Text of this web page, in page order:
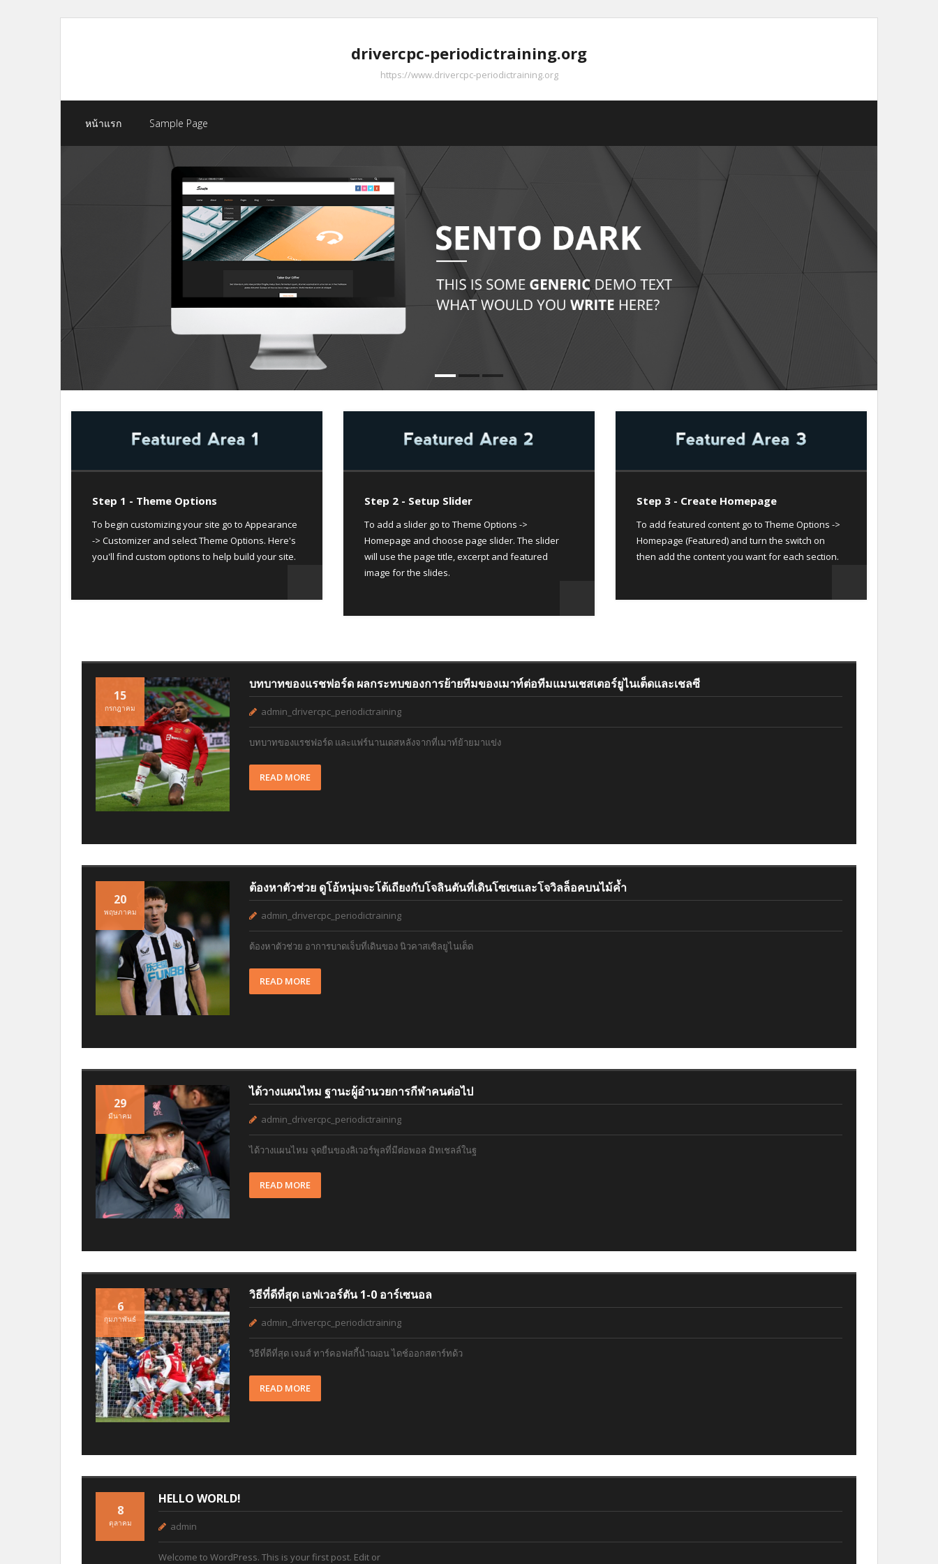
drivercpc-periodictraining.org
https://www.drivercpc-periodictraining.org
หน้าแรก Sample Page
Step 1 - Theme Options
To begin customizing your site go to Appearance
-> Customizer and select Theme Options. Here's
you'll find custom options to help build your site.
Step 2 - Setup Slider
To add a slider go to Theme Options ->
Homepage and choose page slider. The slider
will use the page title, excerpt and featured
image for the slides.
Step 3 - Create Homepage
To add featured content go to Theme Options ->
Homepage (Featured) and turn the switch on
then add the content you want for each section.
บทบาทของแรชฟอร์ด ผลกระทบของการย้ายทีมของเมาท์ต่อทีมแมนเชสเตอร์ยูไนเต็ดและเชลซี
15
กรกฎาคม admin_drivercpc_periodictraining
บทบาทของแรชฟอร์ด และแฟร์นานเดสหลังจากที่เมาท์ย้ายมาแข่ง
READ MORE
ต้องหาตัวช่วย ดูโอ้หนุ่มจะโต้เถียงกับโจลินตันที่เดินโซเซและโจวิลล็อคบนไม้ค้ำ
20
พฤษภาคม admin_drivercpc_periodictraining
ต้องหาตัวช่วย อาการบาดเจ็บที่เดินของ นิวคาสเซิลยูไนเต็ด
READ MORE
ได้วางแผนไหม ฐานะผู้อำนวยการกีฬาคนต่อไป
29
มีนาคม admin_drivercpc_periodictraining
ได้วางแผนไหม จุดยืนของลิเวอร์พูลที่มีต่อพอล มิทเชลล์ในฐ
READ MORE
วิธีที่ดีที่สุด เอฟเวอร์ตัน 1-0 อาร์เซนอล
6
กุมภาพันธ์ admin_drivercpc_periodictraining
วิธีที่ดีที่สุด เจมส์ ทาร์คอฟสกี้นำฌอน ไดช์ออกสตาร์ทด้ว
READ MORE
HELLO WORLD!
8
ตุลาคม admin
Welcome to WordPress. This is your first post. Edit or